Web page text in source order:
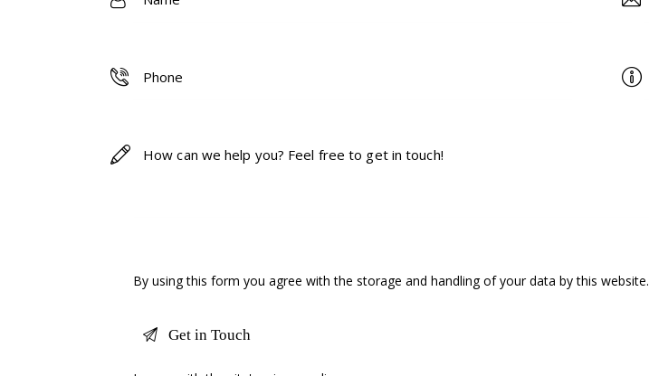
By using this form you agree with the storage and handling of your data by this website.